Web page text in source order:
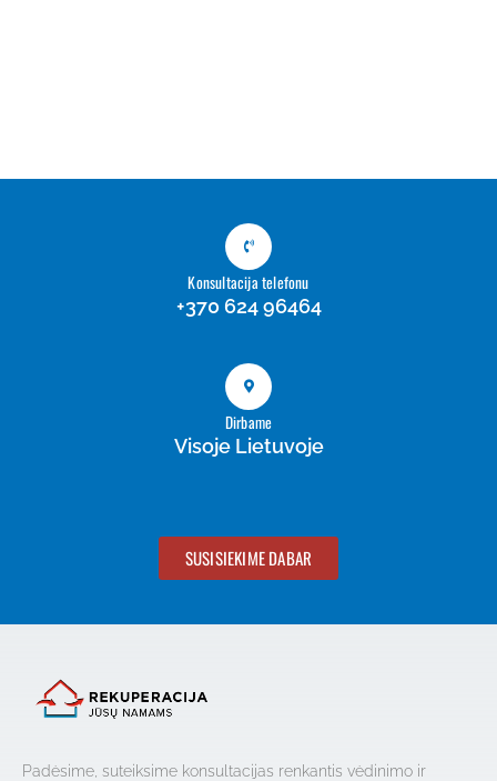
Konsultacija telefonu
+370 624 96464
Dirbame
Visoje Lietuvoje
SUSISIEKIME DABAR
Padėsime, suteiksime konsultacijas renkantis vėdinimo ir